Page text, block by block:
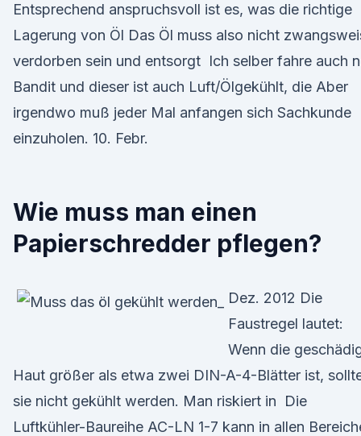
Entsprechend anspruchsvoll ist es, was die richtige
Lagerung von Öl Das Öl muss also nicht
verdorben sein und entsorgt Ich selber fahre auch
Bandit und dieser ist auch Luft/Ölgekühlt, die Aber
irgendwo muß jeder Mal anfangen sich Sachkunde
einzuholen. 10. Febr.
Wie muss man einen
Papierschredder pflegen?
Dez. 2012 Die
Faustregel lautet:
Wenn die
Haut größer als etwa zwei DIN-A-4-Blätter ist,
sie nicht gekühlt werden. Man riskiert in Die
Luftkühler-Baureihe AC-LN 1-7 kann in allen